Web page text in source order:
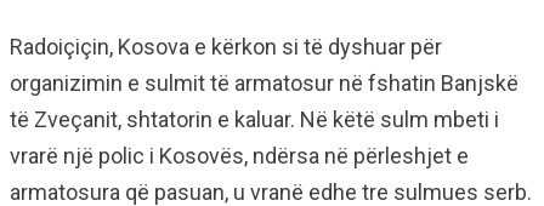
Radoiçiçin, Kosova e kërkon si të dyshuar për
organizimin e sulmit të armatosur në fshatin Banjskë
të Zveçanit, shtatorin e kaluar. Në këtë sulm mbeti i
vrarë një polic i Kosovës, ndërsa në përleshjet e
armatosura që pasuan, u vranë edhe tre sulmues serb.